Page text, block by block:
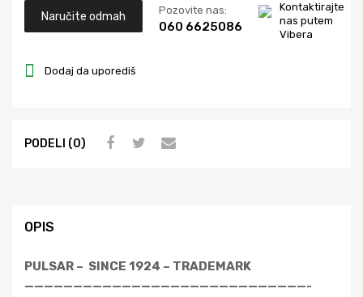
Naručite odmah Pozovite nas:
060 6625086
Kontaktirajte
nas putem
Vibera
Dodaj da uporediš
PODELI (0)
OPIS
PULSAR – SINCE 1924 – TRADEMARK
—————————————————————————————-